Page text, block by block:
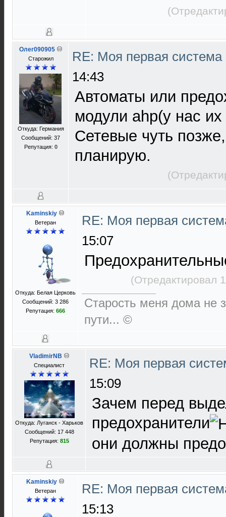
Олег090905
Старожил
Откуда: Германия
Сообщений: 37
Репутация: 0
RE: Моя первая
14:43
Автоматы или
модули ahp(у нас
Сетевые чуть
планирую.
Kaminskiy
Ветеран
Откуда: Белая Церковь
Сообщений: 3 286
Репутация: 666
RE: Моя первая
15:07
(Отредактировал
Старость меня дома не
пути... ©
VladimirNB
Специалист
Откуда: Луганск - Харьков
Сообщений: 17 448
Репутация: 815
RE: Моя первая
15:09
Зачем перед
предохранители
они должны
Kaminskiy
Ветеран
RE: Моя первая
15:13